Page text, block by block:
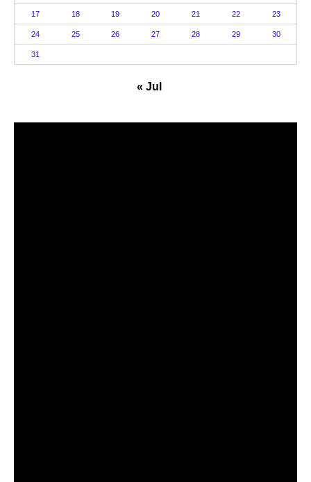
17 18 19 20 21 22 23
24 25 26 27 28 29 30
31
« Jul